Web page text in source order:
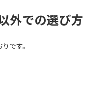
外での選び方
です。